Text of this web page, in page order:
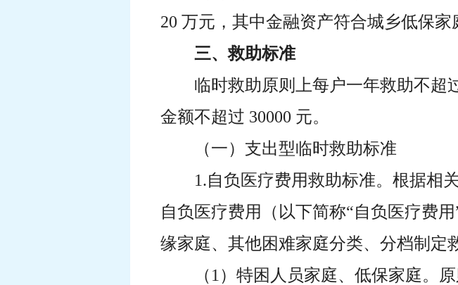
20 万元，其中金融资产符合城乡低保家
三、救助标准
临时救助原则上每户一年救助不超
金额不超过 30000 元。
（一）支出型临时救助标准
1.自负医疗费用救助标准。根据相
自负医疗费用（以下简称“自负医疗费
缘家庭、其他困难家庭分类、分档制定
（1）特困人员家庭、低保家庭。